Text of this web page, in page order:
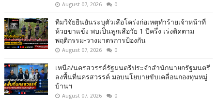
August 07, 2026 0
ทีมวิจัยยืนยันระบุตัวเสือโคร่งก่อเหตุทำร้ายเจ้าหน้าที่
ห้วยขาแข้ง พบเป็นลูกเสือวัย 1 ปีครึ่ง เร่งติดตาม
พฤติกรรม-วางมาตรการป้องกัน
August 07, 2026 0
เหนือ/นครสวรรค์รัฐมนตรีประจำสำนักนายกรัฐมนตรี
ลงพื้นที่นครสวรรค์ มอบนโยบายขับเคลื่อนกองทุนหมู่
บ้านฯ
August 07, 2026 0